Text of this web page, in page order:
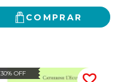
COMPRAR
30% OFF